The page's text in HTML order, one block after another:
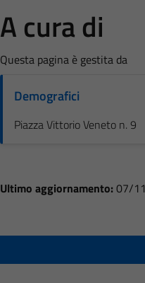
A cura di
Questa pagina è gestita da
Demografici
Piazza Vittorio Veneto n. 9
Ultimo aggiornamento: 07/